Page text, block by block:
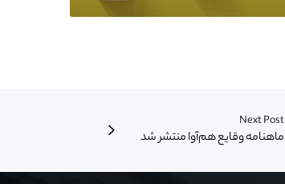
Next Post
ماهنامه وقایع هم‌آوا منتشر شد